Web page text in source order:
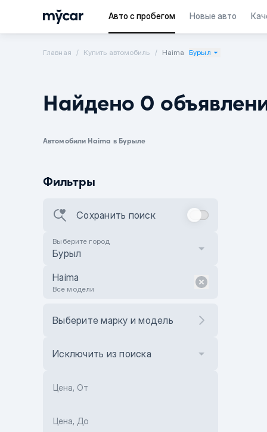
Авто с пробегом Новые авто
Главная Купить автомобиль Haima Бурыл
Найдено 0
Автомобили Haima в Бурыле
Фильтры
Сохранить поиск
Выберите город
Бурыл
Haima
Все модели
Выберите марку и модель
Исключить из поиска
Цена, От
Цена, До